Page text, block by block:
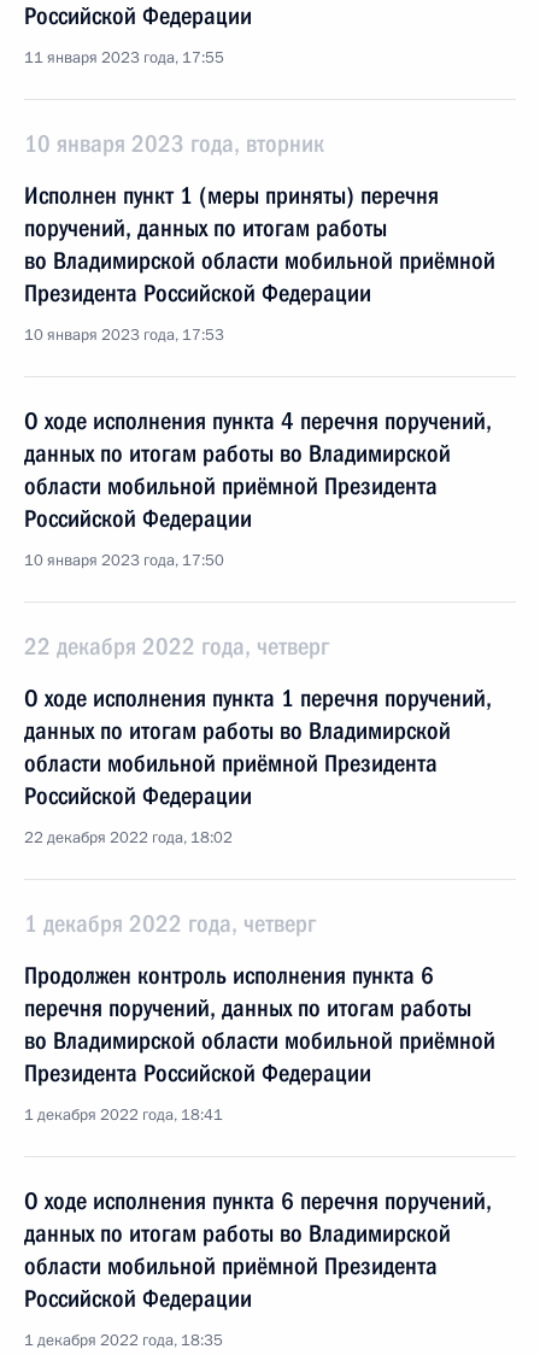
Российской Федерации
11 января 2023 года, 17:55
10 января 2023 года, вторник
Исполнен пункт 1 (меры приняты) перечня
поручений, данных по итогам работы
во Владимирской области мобильной приёмной
Президента Российской Федерации
10 января 2023 года, 17:53
О ходе исполнения пункта 4 перечня поручений,
данных по итогам работы во Владимирской
области мобильной приёмной Президента
Российской Федерации
10 января 2023 года, 17:50
22 декабря 2022 года, четверг
О ходе исполнения пункта 1 перечня поручений,
данных по итогам работы во Владимирской
области мобильной приёмной Президента
Российской Федерации
22 декабря 2022 года, 18:02
1 декабря 2022 года, четверг
Продолжен контроль исполнения пункта 6
перечня поручений, данных по итогам работы
во Владимирской области мобильной приёмной
Президента Российской Федерации
1 декабря 2022 года, 18:41
О ходе исполнения пункта 6 перечня поручений,
данных по итогам работы во Владимирской
области мобильной приёмной Президента
Российской Федерации
1 декабря 2022 года, 18:35